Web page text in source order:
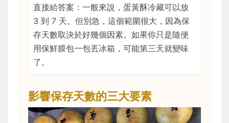
直接給答案：一般來說，蛋黃酥冷藏可以放
3 到 7 天。但別急，這個範圍很大，因為保
存天數取決於好幾個因素。如果你只是隨便
用保鮮膜包一包丟冰箱，可能第三天就變味
了。
影響保存天數的三大要素